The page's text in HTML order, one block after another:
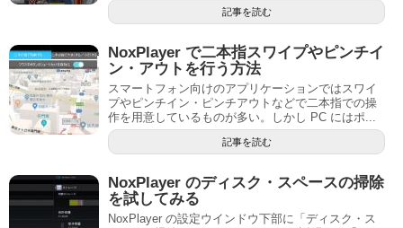
記事を読む
NoxPlayer で二本指スワイプやピンチイ
ン・アウトを行う方法
スマートフォン向けのアプリケーションではスワイ
プやピンチイン・ピンチアウトなどで二本指での操
作を用意しているものが多い。しかし PC にはポ...
記事を読む
NoxPlayer のディスク・スペースの掃除
を試してみる
NoxPlayer の設定ウインドウ下部に「ディスク・ス